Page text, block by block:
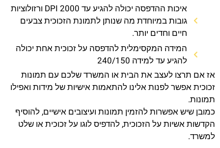
איכות ההדפסה יכולה להגיע עד 2000 DPI ורזולוציות
גובות במיוחדת מה שנותן לתמונת הזכוכית צבעים
חיים וחדים יותר.
המידה המקסימלית להדפסה על זכוכית אחת יכולה
להגיע עד למידה 240/150
אז אם תרצו לעצב את הבית או המשרד שלכם עם תמונות
זכוכית אפשר לפנות אלינו להתאמות אישיות של מידות ואפילו
תמונות.
כמובן שיש אפשרות להזמין תמונות ועיצובים אישיים, להוסיף
הקדשות אשיות על הזכוכית, להדפיס לוגו על זכוכית או שלט
למשרד.